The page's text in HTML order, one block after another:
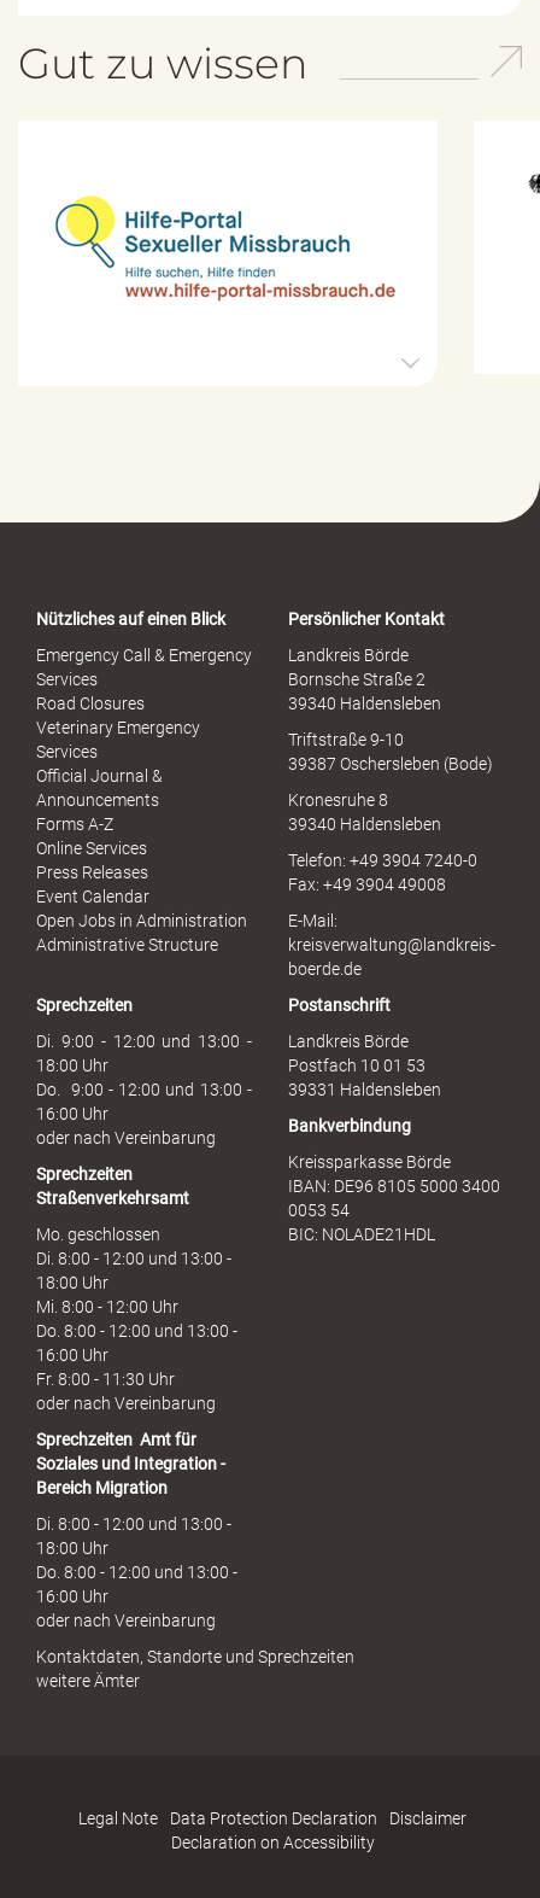
Gut zu wissen
o
u
h
Nützliches auf einen Blick
Emergency Call & Emergency
Services
Road Closures
Veterinary Emergency
Services
Official Journal &
Announcements
Forms A-Z
Online Services
Press Releases
Event Calendar
Open Jobs in Administration
Administrative Structure
Persönlicher Kontakt
Landkreis Börde
Bornsche Straße 2
39340 Haldensleben
Triftstraße 9-10
39387 Oschersleben (Bode)
Kronesruhe 8
39340 Haldensleben
Telefon: +49 3904 7240-0
Fax: +49 3904 49008
E-Mail:
kreisverwaltung@landkreis-
boerde.de
Sprechzeiten
Di. 9:00 - 12:00 und 13:00 -
18:00 Uhr
Do. 9:00 - 12:00 und 13:00 -
16:00 Uhr
oder nach Vereinbarung
Sprechzeiten
Straßenverkehrsamt
Mo. geschlossen
Di. 8:00 - 12:00 und 13:00 -
18:00 Uhr
Mi. 8:00 - 12:00 Uhr
Do. 8:00 - 12:00 und 13:00 -
16:00 Uhr
Fr. 8:00 - 11:30 Uhr
oder nach Vereinbarung
Sprechzeiten Amt für
Soziales und Integration -
Bereich Migration
Di. 8:00 - 12:00 und 13:00 -
18:00 Uhr
Do. 8:00 - 12:00 und 13:00 -
16:00 Uhr
oder nach Vereinbarung
Postanschrift
Landkreis Börde
Postfach 10 01 53
39331 Haldensleben
Bankverbindung
Kreissparkasse Börde
IBAN: DE96 8105 5000 3400
0053 54
BIC: NOLADE21HDL
Kontaktdaten, Standorte und Sprechzeiten
weitere Ämter
Legal Note Data Protection Declaration
Disclaimer
Declaration on Accessibility